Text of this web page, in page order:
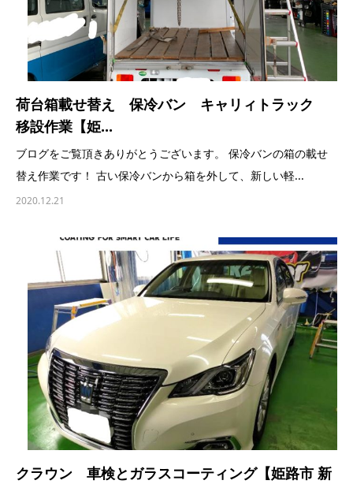
荷台箱載せ替え 保冷バン キャリィトラック
移設作業【姫...
ブログをご覧頂きありがとうございます。 保冷バンの箱の載せ
替え作業です！ 古い保冷バンから箱を外して、新しい軽...
2020.12.21
クラウン 車検とガラスコーティング【姫路市 新